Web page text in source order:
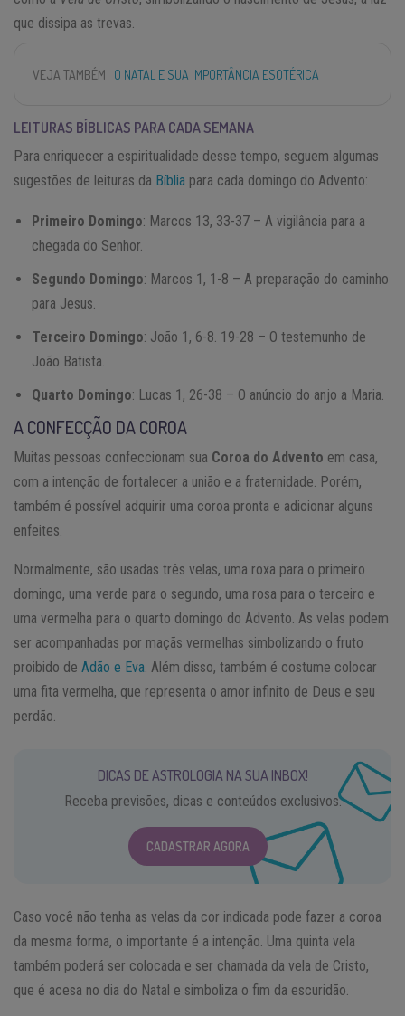
que dissipa as trevas.
VEJA TAMBÉM O NATAL E SUA IMPORTÂNCIA ESOTÉRICA
LEITURAS BÍBLICAS PARA CADA SEMANA
Para enriquecer a espiritualidade desse tempo, seguem algumas
sugestões de leituras da Bíblia para cada domingo do Advento:
Primeiro Domingo: Marcos 13, 33-37 – A vigilância para a
chegada do Senhor.
Segundo Domingo: Marcos 1, 1-8 – A preparação do caminho
para Jesus.
Terceiro Domingo: João 1, 6-8. 19-28 – O testemunho de
João Batista.
Quarto Domingo: Lucas 1, 26-38 – O anúncio do anjo a Maria.
A CONFECÇÃO DA COROA
Muitas pessoas confeccionam sua Coroa do Advento em casa,
com a intenção de fortalecer a união e a fraternidade. Porém,
também é possível adquirir uma coroa pronta e adicionar alguns
enfeites.
Normalmente, são usadas três velas, uma roxa para o primeiro
domingo, uma verde para o segundo, uma rosa para o terceiro e
uma vermelha para o quarto domingo do Advento. As velas podem
ser acompanhadas por maçãs vermelhas simbolizando o fruto
proibido de Adão e Eva . Além disso, também é costume colocar
uma fita vermelha, que representa o amor infinito de Deus e seu
perdão.
DICAS DE ASTROLOGIA NA SUA INBOX!
Receba previsões, dicas e conteúdos exclusivos.
CADASTRAR AGORA
Caso você não tenha as velas da cor indicada pode fazer a coroa
da mesma forma, o importante é a intenção. Uma quinta vela
também poderá ser colocada e ser chamada da vela de Cristo,
que é acesa no dia do Natal e simboliza o fim da escuridão.